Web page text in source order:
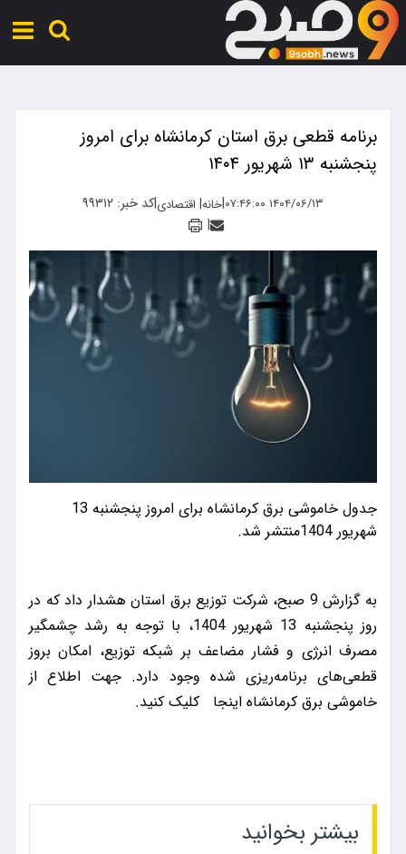
برنامه قطعی برق استان کرمانشاه برای امروز
پنجشنبه ۱۳ شهریور ۱۴۰۴
۱۴۰۴/۰۶/۱۳ ۰۷:۴۶:۰۰ |خانه| اقتصادی|کد خبر: ۹۹۳۱۲
|
جدول خاموشی برق کرمانشاه برای امروز پنجشنبه 13
شهریور 1404منتشر شد.
به گزارش 9 صبح، شرکت توزیع برق استان هشدار داد که در
روز پنجشنبه 13 شهریور 1404، با توجه به رشد چشمگیر
مصرف انرژی و فشار مضاعف بر شبکه توزیع، امکان بروز
قطعی‌های برنامه‌ریزی شده وجود دارد. جهت اطلاع از
خاموشی برق کرمانشاه اینجا کلیک کنید.
بیشتر بخوانید